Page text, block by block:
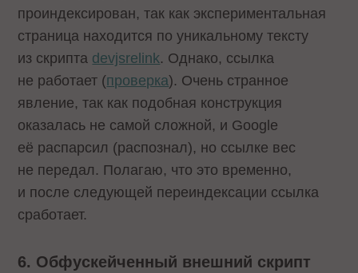
проиндексирован, так как экспериментальная
страница находится по уникальному тексту
из скрипта devjsrelink. Однако, ссылка
не работает (проверка). Очень странное
явление, так как подобная конструкция
оказалась не самой сложной, и Google
её распарсил (распознал), но ссылке вес
не передал. Полагаю, что это временно,
и после следующей переиндексации ссылка
сработает.
6. Обфускейченный внешний скрипт